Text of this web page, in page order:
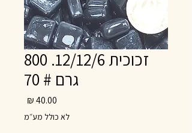
זכוכית 12/12/6. 800
גרם # 70
לא כולל מע״מ